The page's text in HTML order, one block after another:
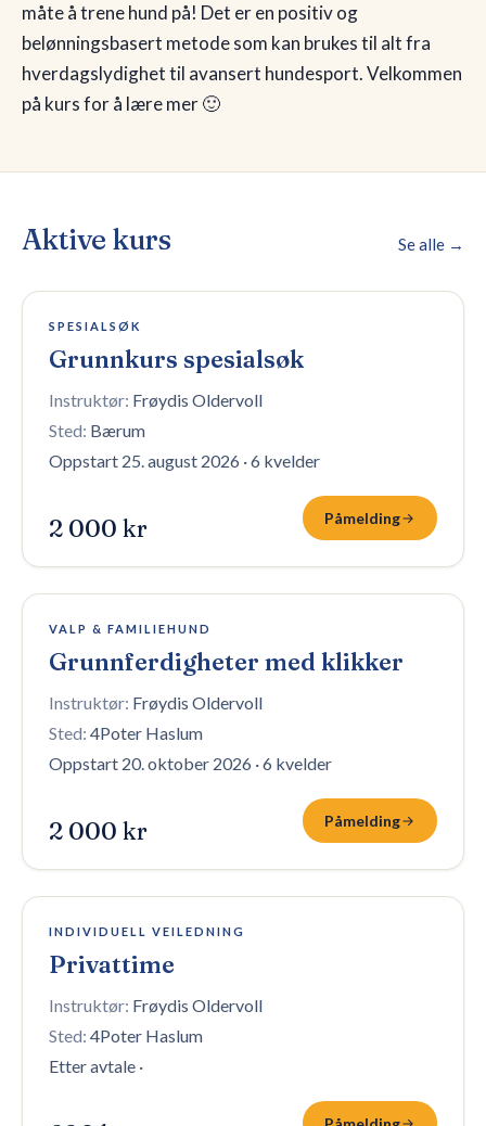
måte å trene hund på! Det er en positiv og
belønningsbasert metode som kan brukes til alt fra
hverdagslydighet til avansert hundesport. Velkommen
på kurs for å lære mer 🙂
Aktive kurs Se alle →
1 plass igjen
SPESIALSØK
Grunnkurs spesialsøk
Instruktør: Frøydis Oldervoll
Sted: Bærum
Oppstart 25. august 2026 ·6 kvelder
2 000 kr Påmelding
4 plasser igjen
VALP & FAMILIEHUND
Grunnferdigheter med klikker
Instruktør: Frøydis Oldervoll
Sted: 4Poter Haslum
Oppstart 20. oktober 2026 ·6 kvelder
2 000 kr Påmelding
10 plasser igjen
INDIVIDUELL VEILEDNING
Privattime
Instruktør: Frøydis Oldervoll
Sted: 4Poter Haslum
Etter avtale ·